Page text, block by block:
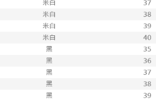
【宇迅國際】限一般住址，不支援智能櫃